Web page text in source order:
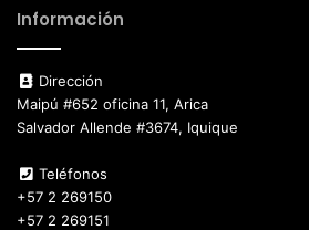
Información
Dirección
Maipú #652 oficina 11, Arica
Salvador Allende #3674, Iquique
Teléfonos
+57 2 269150
+57 2 269151